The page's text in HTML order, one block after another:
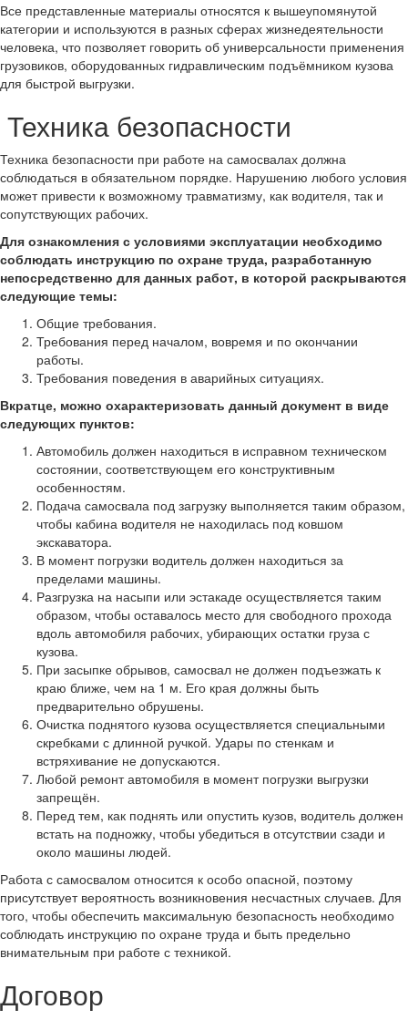
Все представленные материалы относятся к вышеупомянутой
категории и используются в разных сферах жизнедеятельности
человека, что позволяет говорить об универсальности применения
грузовиков, оборудованных гидравлическим подъёмником кузова
для быстрой выгрузки.
Техника безопасности
Техника безопасности при работе на самосвалах должна
соблюдаться в обязательном порядке. Нарушению любого условия
может привести к возможному травматизму, как водителя, так и
сопутствующих рабочих.
Для ознакомления с условиями эксплуатации необходимо
соблюдать инструкцию по охране труда, разработанную
непосредственно для данных работ, в которой раскрываются
следующие темы:
Общие требования.
Требования перед началом, вовремя и по окончании
работы.
Требования поведения в аварийных ситуациях.
Вкратце, можно охарактеризовать данный документ в виде
следующих пунктов:
Автомобиль должен находиться в исправном техническом
состоянии, соответствующем его конструктивным
особенностям.
Подача самосвала под загрузку выполняется таким образом,
чтобы кабина водителя не находилась под ковшом
экскаватора.
В момент погрузки водитель должен находиться за
пределами машины.
Разгрузка на насыпи или эстакаде осуществляется таким
образом, чтобы оставалось место для свободного прохода
вдоль автомобиля рабочих, убирающих остатки груза с
кузова.
При засыпке обрывов, самосвал не должен подъезжать к
краю ближе, чем на 1 м. Его края должны быть
предварительно обрушены.
Очистка поднятого кузова осуществляется специальными
скребками с длинной ручкой. Удары по стенкам и
встряхивание не допускаются.
Любой ремонт автомобиля в момент погрузки выгрузки
запрещён.
Перед тем, как поднять или опустить кузов, водитель должен
встать на подножку, чтобы убедиться в отсутствии сзади и
около машины людей.
Работа с самосвалом относится к особо опасной, поэтому
присутствует вероятность возникновения несчастных случаев. Для
того, чтобы обеспечить максимальную безопасность необходимо
соблюдать инструкцию по охране труда и быть предельно
внимательным при работе с техникой.
Договор